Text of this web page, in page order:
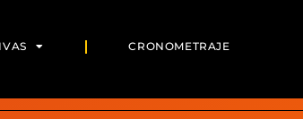
CRONOMETRAJE